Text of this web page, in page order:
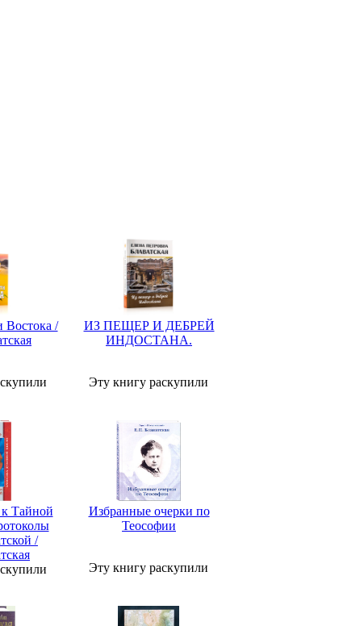
Востока /
ИЗ ПЕЩЕР И ДЕБРЕЙ
ИНДОСТАНА.
Эту книгу раскупили
Тайной
/
Избранные очерки по
Теософии
Эту книгу раскупили